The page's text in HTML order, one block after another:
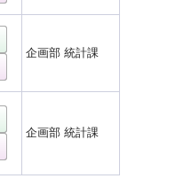
企画部 統計課
企画部 統計課